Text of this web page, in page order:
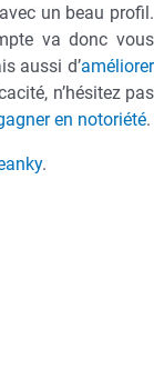
un beau profil.
va donc vous
aussi d’améliorer
n’hésitez pas
en notoriété.
.